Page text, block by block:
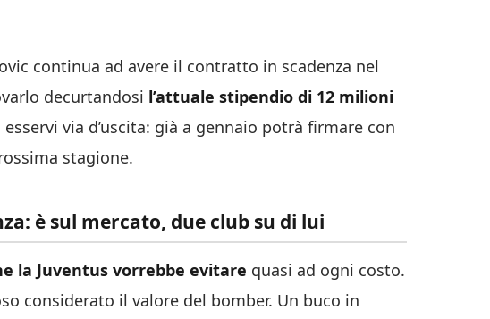
continua ad avere il contratto in scadenza nel
decurtandosi l’attuale stipendio di 12 milioni
via d’uscita: già a gennaio potrà firmare con
stagione.
è sul mercato, due club su di lui
la Juventus vorrebbe evitare quasi ad ogni costo.
considerato il valore del bomber. Un buco in